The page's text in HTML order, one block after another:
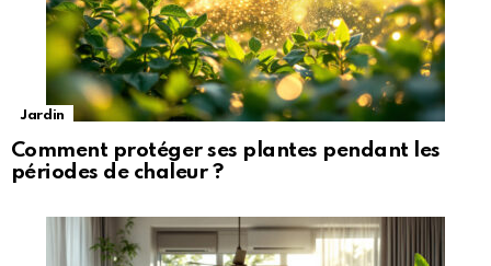
Jardin
Comment protéger ses plantes pendant les
périodes de chaleur ?